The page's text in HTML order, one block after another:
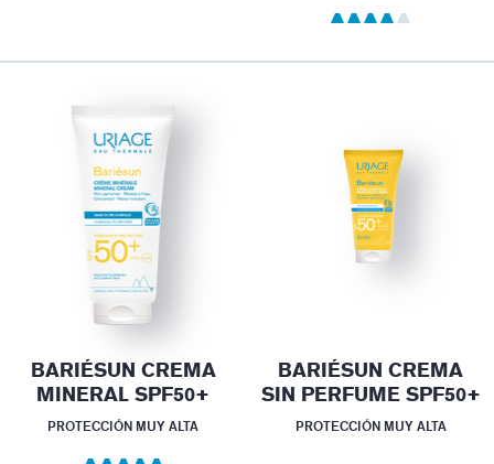
BARIÉSUN CREMA
MINERAL SPF50+
PROTECCIÓN MUY ALTA
BARIÉSUN CREMA
SIN PERFUME SPF50+
PROTECCIÓN MUY ALTA